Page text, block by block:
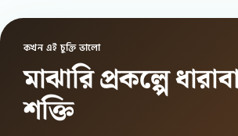
কখন এই চুক্তি ভালো
মাঝারি প্রকল্পে
শক্তি